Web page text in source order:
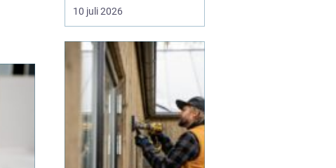
med screenmarkisens
smarta solskydd.
som går att använda
större delen av året, med
bra skydd mot sol, vind
och reg...
10 juli 2026